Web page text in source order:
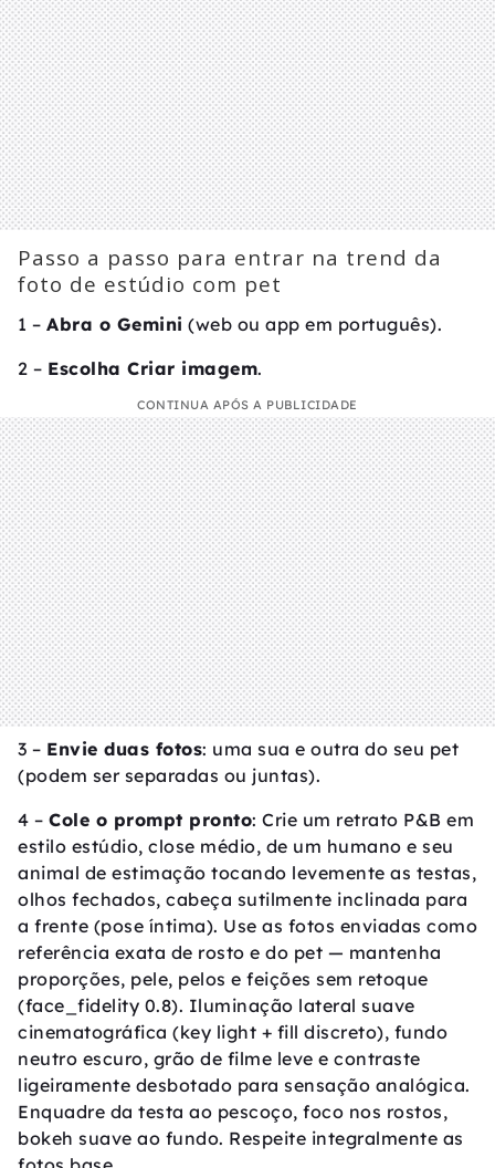
Passo a passo para entrar na trend da
foto de estúdio com pet
1 – Abra o Gemini (web ou app em português).
2 – Escolha Criar imagem.
CONTINUA APÓS A PUBLICIDADE
3 – Envie duas fotos: uma sua e outra do seu pet
(podem ser separadas ou juntas).
4 – Cole o prompt pronto: Crie um retrato P&B em
estilo estúdio, close médio, de um humano e seu
animal de estimação tocando levemente as testas,
olhos fechados, cabeça sutilmente inclinada para
a frente (pose íntima). Use as fotos enviadas como
referência exata de rosto e do pet — mantenha
proporções, pele, pelos e feições sem retoque
(face_fidelity 0.8). Iluminação lateral suave
cinematográfica (key light + fill discreto), fundo
neutro escuro, grão de filme leve e contraste
ligeiramente desbotado para sensação analógica.
Enquadre da testa ao pescoço, foco nos rostos,
bokeh suave ao fundo. Respeite integralmente as